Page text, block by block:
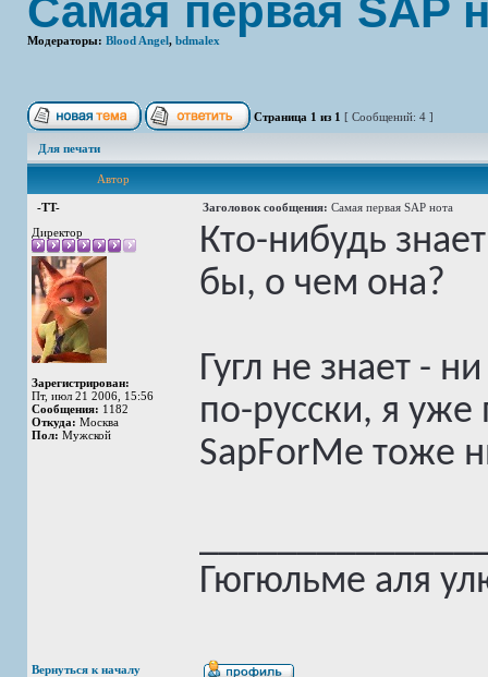
Самая первая SAP
Модераторы: Blood Angel, bdmalex
Страница 1 из 1 [ Сообщений: 4 ]
Для печати
Автор
-TT- Заголовок сообщения: Самая первая SAP нота
Директор
Зарегистрирован:
Пт, июл 21 2006, 15:56
Сообщения: 1182
Откуда: Москва
Пол: Мужской
Кто-нибудь
бы, о чем она?
Гугл не знает -
по-русски, я
SapForMe тоже
Гюгюльме аля
Вернуться к началу